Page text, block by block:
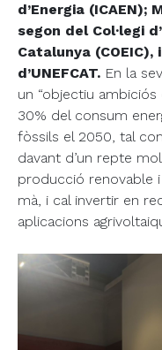
d’Energia
segon del Col·legi
Catalunya
d’UNEFCAT. En la
un “objectiu
30% del consum
fòssils el 2050, tal
davant d’un repte
producció renovable i
mà, i cal invertir en
aplicacions